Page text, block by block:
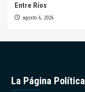
Entre Ríos
agosto 6, 2026
La Página Política